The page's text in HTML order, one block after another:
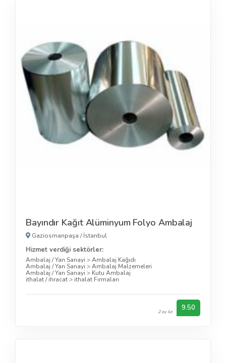
Bayındır Kağıt Alüminyum Folyo Ambalaj
Gaziosmanpaşa /İstanbul
Hizmet verdiği sektörler:
Ambalaj / Yan Sanayi >Ambalaj Kağıdı
Ambalaj / Yan Sanayi >Ambalaj Malzemeleri
Ambalaj / Yan Sanayi > Kutu Ambalaj
ithalat / ihracat> ithalat Firmaları
2 oy ile 9.50